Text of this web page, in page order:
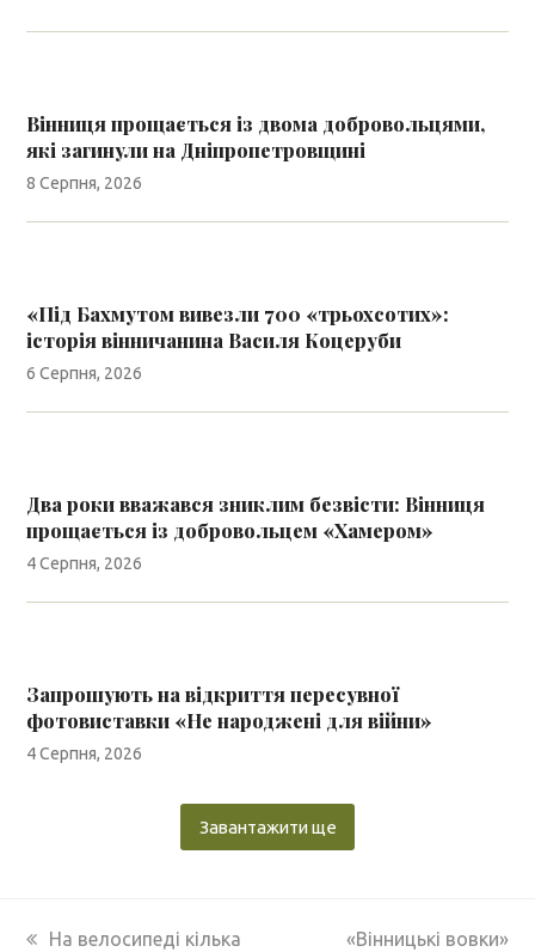
Вінниця прощається із двома добровольцями,
які загинули на Дніпропетровщині
8 Серпня, 2026
«Під Бахмутом вивезли 700 «трьохсотих»:
історія вінничанина Василя Коцеруби
6 Серпня, 2026
Два роки вважався зниклим безвісти: Вінниця
прощається із добровольцем «Хамером»
4 Серпня, 2026
Запрошують на відкриття пересувної
фотовиставки «Не народжені для війни»
4 Серпня, 2026
Завантажити ще
previous
На велосипеді кілька
next
«Вінницькі вовки»